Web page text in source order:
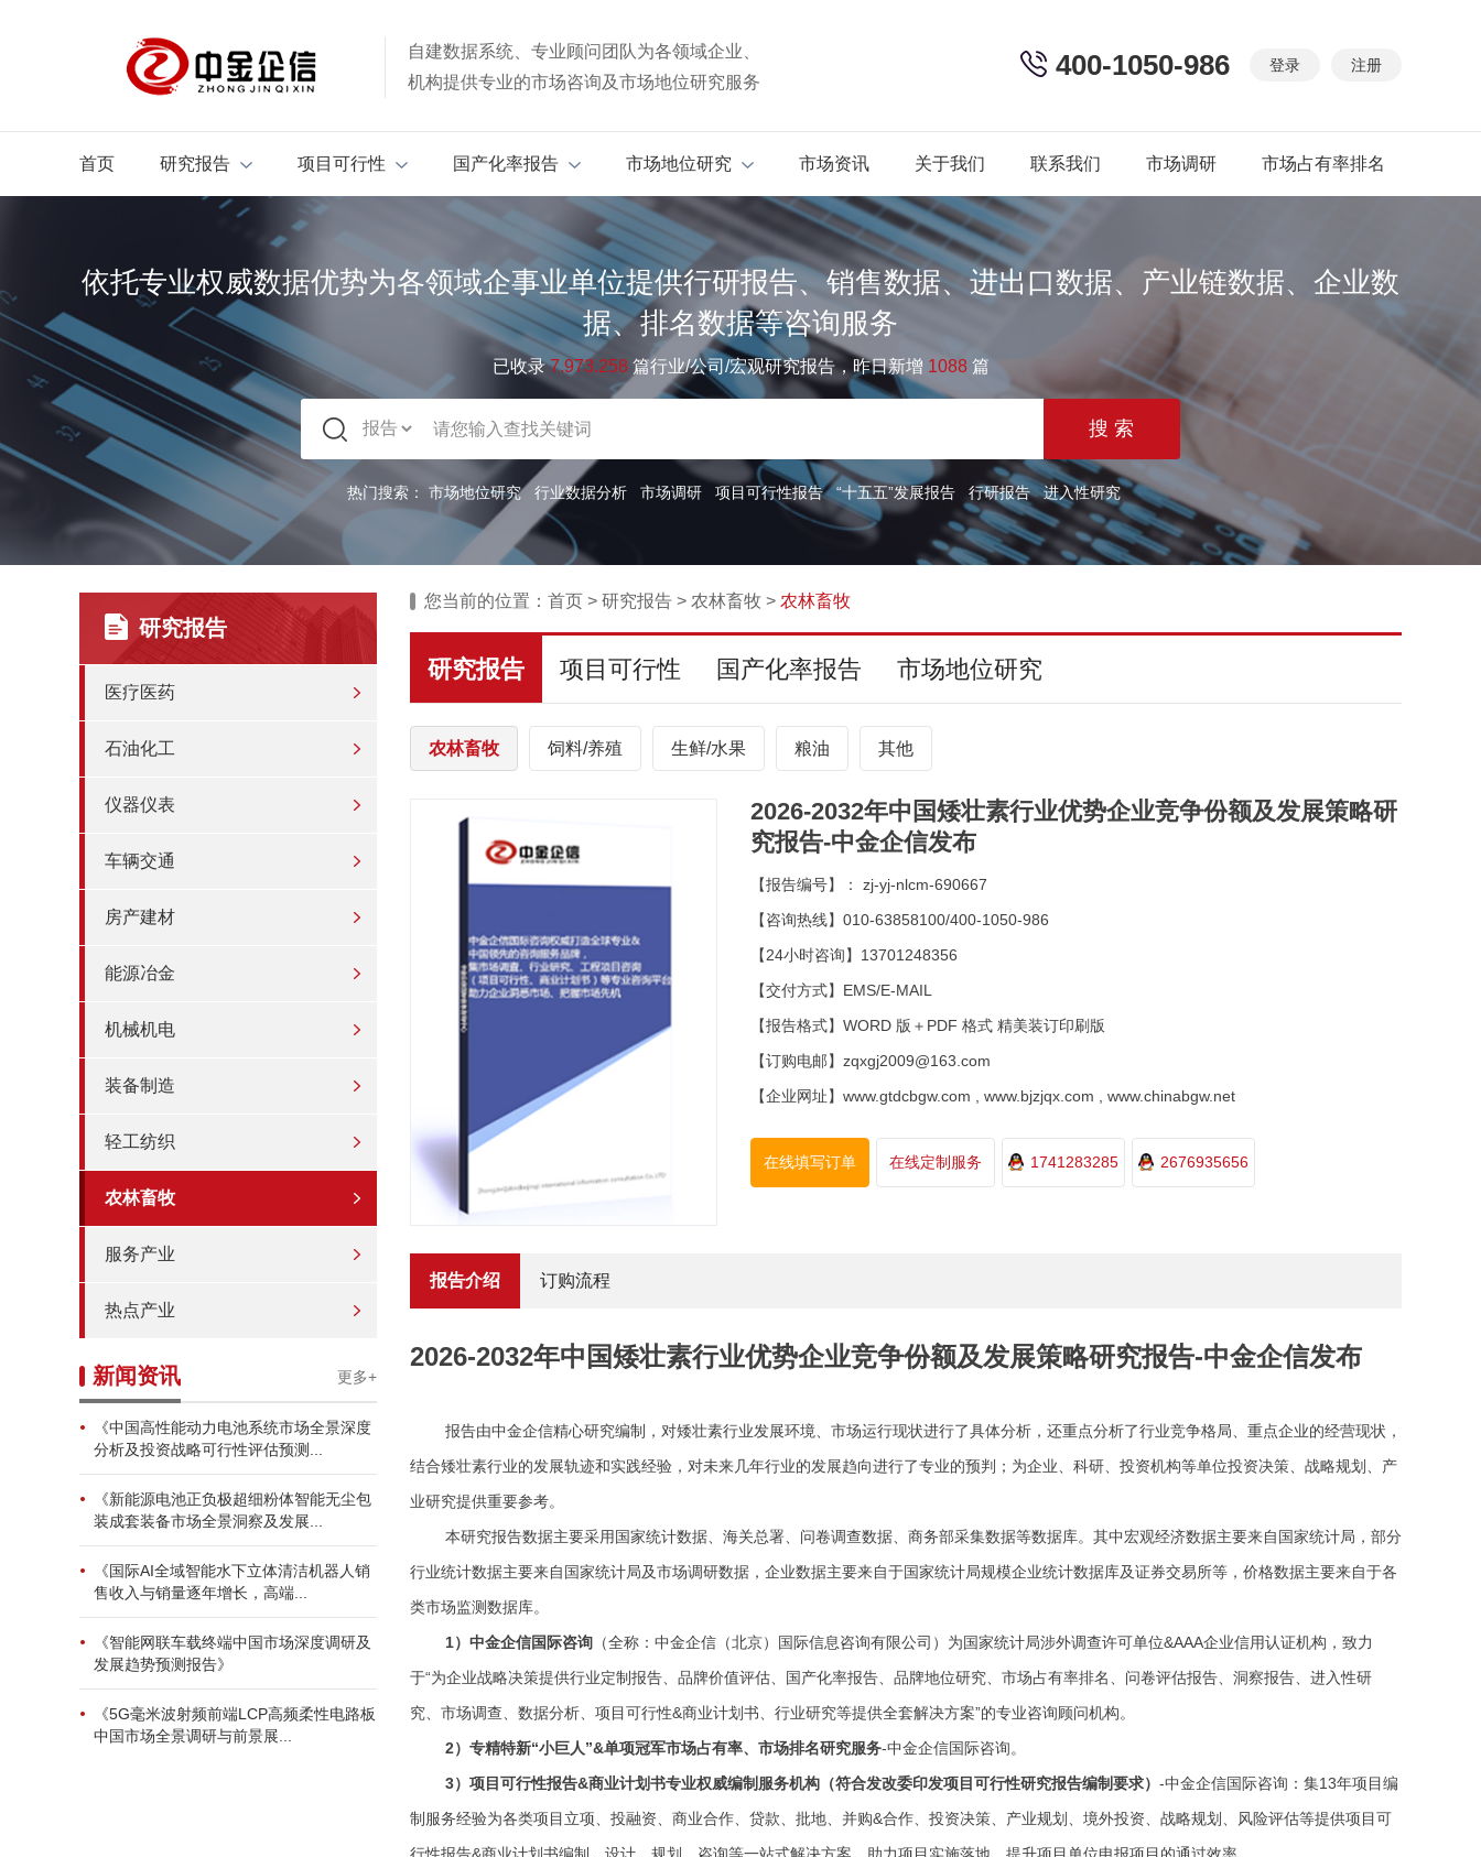
自建数据系统、专业顾问团队为各领域企业、
机构提供专业的市场咨询及市场地位研究服务
登录 注册
400-1050-986
首页 研究报告 项目可行性 国产化率报告 市场地位研究 市场资讯 关于我们 联系我们 市场调研 市场占有率排名
依托专业权威数据优势为各领域企事业单位提供行研报告、销售数据、进出口数据、产业链数据、企业数
据、排名数据等咨询服务
已收录7.973.258 篇行业/公司/宏观研究报告，昨日新增 1088 篇
热门搜索： 市场地位研究 行业数据分析 市场调研 项目可行性报告 “十五五”发展报告 行研报告 进入性研究
研究报告
医疗医药
石油化工
仪器仪表
车辆交通
房产建材
能源冶金
机械机电
装备制造
轻工纺织
农林畜牧
服务产业
热点产业
新闻资讯 更多+
《中国高性能动力电池系统市场全景深度
分析及投资战略可行性评估预测...
《新能源电池正负极超细粉体智能无尘包
装成套装备市场全景洞察及发展...
《国际AI全域智能水下立体清洁机器人销
售收入与销量逐年增长，高端...
《智能网联车载终端中国市场深度调研及
发展趋势预测报告》
《5G毫米波射频前端LCP高频柔性电路板
中国市场全景调研与前景展...
您当前的位置： 首页 > 研究报告 > 农林畜牧 > 农林畜牧
研究报告 项目可行性 国产化率报告 市场地位研究
农林畜牧 饲料/养殖 生鲜/水果 粮油 其他
2026-2032年中国矮壮素行业优势企业竞争份额及发展策略研
究报告-中金企信发布
【报告编号】： zj-yj-nlcm-690667
【咨询热线】010-63858100/400-1050-986
【24小时咨询】13701248356
【交付方式】EMS/E-MAIL
【报告格式】WORD 版＋PDF 格式 精美装订印刷版
【订购电邮】zqxgj2009@163.com
【企业网址】www.gtdcbgw.com , www.bjzjqx.com , www.chinabgw.net
在线填写订单 在线定制服务 1741283285 2676935656
报告介绍 订购流程
2026-2032年中国矮壮素行业优势企业竞争份额及发展策略研究报告-中金企信发布
报告由中金企信精心研究编制，对矮壮素行业发展环境、市场运行现状进行了具体分析，还重点分析了行业竞争格局、重点企业的经营现状，
结合矮壮素行业的发展轨迹和实践经验，对未来几年行业的发展趋向进行了专业的预判；为企业、科研、投资机构等单位投资决策、战略规划、产
业研究提供重要参考。
本研究报告数据主要采用国家统计数据、海关总署、问卷调查数据、商务部采集数据等数据库。其中宏观经济数据主要来自国家统计局，部分
行业统计数据主要来自国家统计局及市场调研数据，企业数据主要来自于国家统计局规模企业统计数据库及证券交易所等，价格数据主要来自于各
类市场监测数据库。
1）中金企信国际咨询 （全称：中金企信（北京）国际信息咨询有限公司）为国家统计局涉外调查许可单位&AAA企业信用认证机构，致力
于“为企业战略决策提供行业定制报告、品牌价值评估、国产化率报告、品牌地位研究、市场占有率排名、问卷评估报告、洞察报告、进入性研
究、市场调查、数据分析、项目可行性&商业计划书、行业研究等提供全套解决方案”的专业咨询顾问机构。
2）专精特新“小巨人”&单项冠军市场占有率、市场排名研究服务-中金企信国际咨询。
3）项目可行性报告&商业计划书专业权威编制服务机构（符合发改委印发项目可行性研究报告编制要求） -中金企信国际咨询：集13年项目编
制服务经验为各类项目立项、投融资、商业合作、贷款、批地、并购&合作、投资决策、产业规划、境外投资、战略规划、风险评估等提供项目可